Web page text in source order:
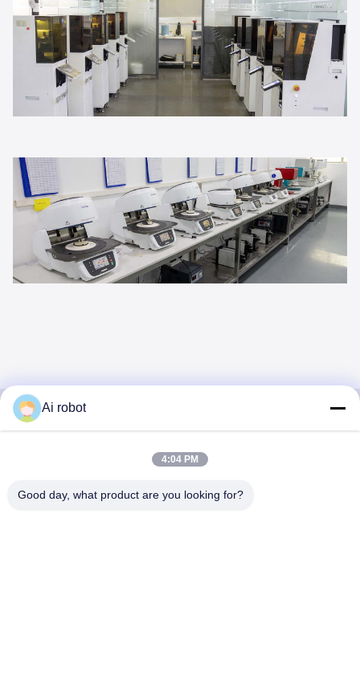
LABORATORY
Ai robot
4:04 PM
Good day, what product are you looking for?